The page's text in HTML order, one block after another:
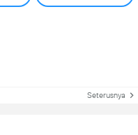
Seterusnya